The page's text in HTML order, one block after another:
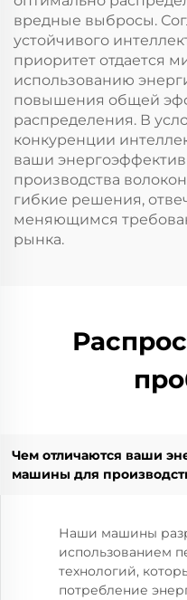
вредные выбросы.
устойчивого
приоритет отдается
использованию
повышения общей
распределения. В
конкуренции
ваши
производства
гибкие решения,
меняющимся
рынка.
Чем отличаются ваши
машины для
Наши машины
использованием
технологий,
потребление